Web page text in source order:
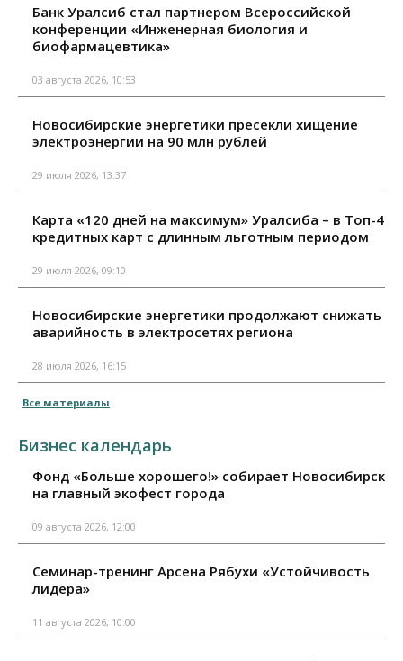
Банк Уралсиб стал партнером Всероссийской
конференции «Инженерная биология и
биофармацевтика»
03 августа 2026, 10:53
Новосибирские энергетики пресекли хищение
электроэнергии на 90 млн рублей
29 июля 2026, 13:37
Карта «120 дней на максимум» Уралсиба – в Топ-4
кредитных карт с длинным льготным периодом
29 июля 2026, 09:10
Новосибирские энергетики продолжают снижать
аварийность в электросетях региона
28 июля 2026, 16:15
Все материалы
Бизнес календарь
Фонд «Больше хорошего!» собирает Новосибирск
на главный экофест города
09 августа 2026, 12:00
Семинар-тренинг Арсена Рябухи «Устойчивость
лидера»
11 августа 2026, 10:00